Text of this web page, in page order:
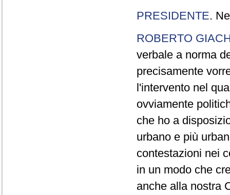
PRESIDENTE.
ROBERTO
verbale a norma
precisamente
l'intervento nel
ovviamente
che ho a
urbano e più
contestazioni nei
in un modo che
anche alla nostra